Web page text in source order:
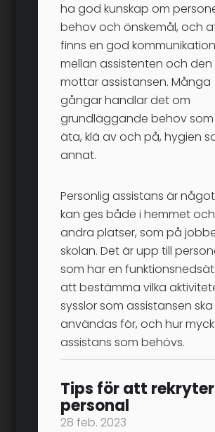
ha god kunskap om
behov och önskemål, och
finns en god kommunikation
mellan assistenten och den
mottar assistansen. Många
gångar handlar det om
grundläggande behov
äta, klä av och på, hygien
annat.
Personlig assistans är
kan ges både i hemmet
andra platser, som på
skolan. Det är upp till
som har en
att bestämma vilka
sysslor som assistansen ska
användas för, och hur
assistans som behövs.
Tips för att
personal
28 feb. 2023